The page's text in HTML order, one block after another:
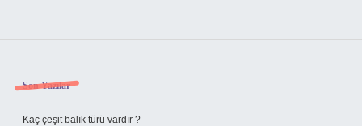
Sidebar
Son Yazılar
Kaç çeşit balık türü vardır ?